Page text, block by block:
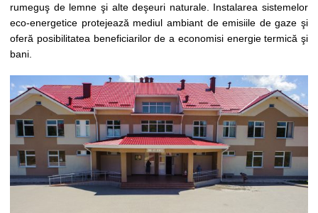
rumeguş de lemne şi alte deşeuri naturale. Instalarea sistemelor
eco-energetice protejează mediul ambiant de emisiile de gaze şi
oferă posibilitatea beneficiarilor de a economisi energie termică şi
bani.